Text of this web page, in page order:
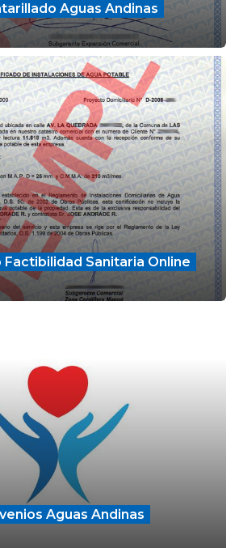
Aguas Andinas
Sanitaria Online
Aguas Andinas